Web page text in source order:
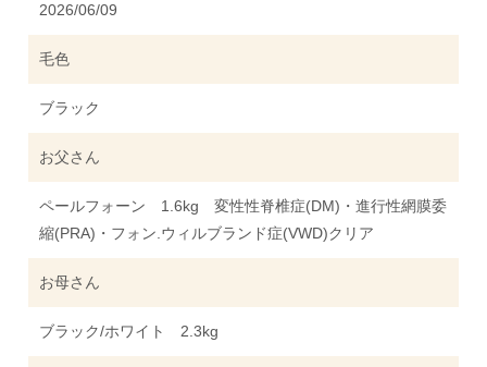
2026/06/09
毛色
ブラック
お父さん
ペールフォーン 1.6kg 変性性脊椎症(DM)・進行性網膜委
縮(PRA)・フォン.ウィルブランド症(VWD)クリア
お母さん
ブラック/ホワイト 2.3kg